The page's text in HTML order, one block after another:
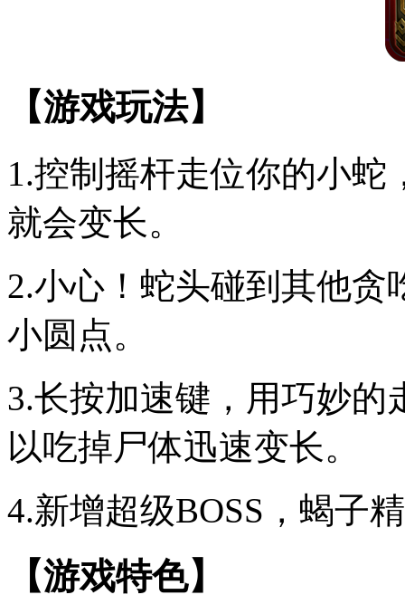
【游戏玩法】
1.控制摇杆走位你的小
就会变长。
2.小心！蛇头碰到其他
小圆点。
3.长按加速键，用巧妙
以吃掉尸体迅速变长。
4.新增超级BOSS，蝎子
【游戏特色】